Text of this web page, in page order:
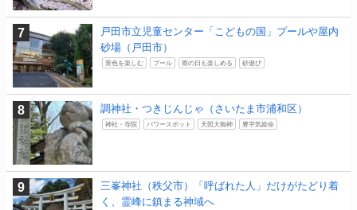
戸田市立児童センター「こどもの国」プールや屋内
砂場（戸田市）
景色を楽しむ プール 雨の日も楽しめる 砂遊び
調神社・つきじんじゃ（さいたま市浦和区）
神社・寺院 パワースポット 天照大御神 豊宇気姫命
三峯神社（秩父市）「呼ばれた人」だけがたどり着
く、霊峰に鎮まる神域へ